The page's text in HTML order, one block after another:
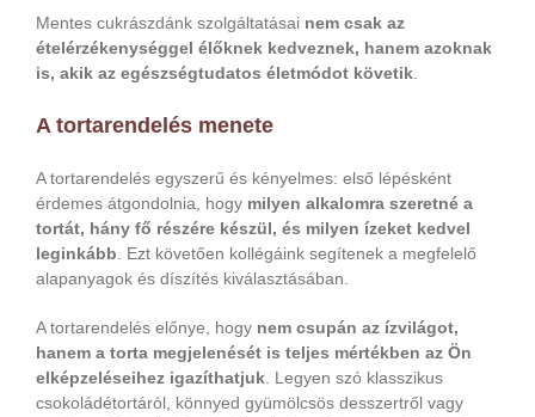
Mentes cukrászdánk szolgáltatásai nem csak az
ételérzékenységgel élőknek kedveznek, hanem azoknak
is, akik az egészségtudatos életmódot követik.
A tortarendelés menete
A tortarendelés egyszerű és kényelmes: első lépésként
érdemes átgondolnia, hogy milyen alkalomra szeretné a
tortát, hány fő részére készül, és milyen ízeket kedvel
leginkább . Ezt követően kollégáink segítenek a megfelelő
alapanyagok és díszítés kiválasztásában.
A tortarendelés előnye, hogy nem csupán az ízvilágot,
hanem a torta megjelenését is teljes mértékben az Ön
elképzeléseihez igazíthatjuk . Legyen szó klasszikus
csokoládétortáról, könnyed gyümölcsös desszertről vagy